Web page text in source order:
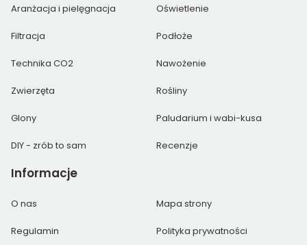
Aranżacja i pielęgnacja Oświetlenie
Filtracja Podłoże
Technika CO2 Nawożenie
Zwierzęta Rośliny
Glony Paludarium i wabi-kusa
DIY - zrób to sam Recenzje
Informacje
O nas Mapa strony
Regulamin Polityka prywatności